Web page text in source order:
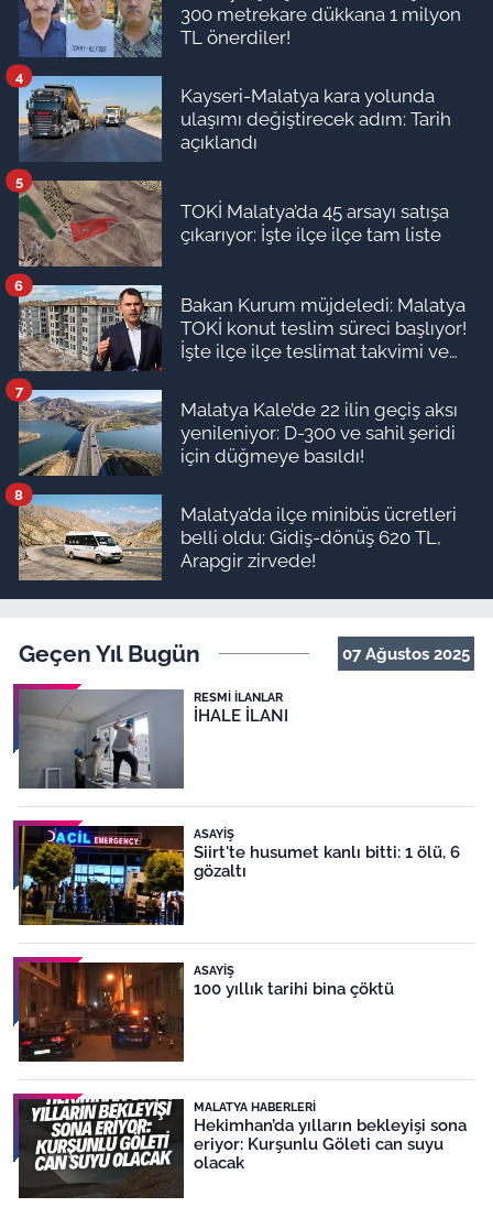
300 metrekare dükkana 1 milyon
TL önerdiler!
Kayseri-Malatya kara yolunda
ulaşımı değiştirecek adım: Tarih
açıklandı
4
TOKİ Malatya’da 45 arsayı satışa
çıkarıyor: İşte ilçe ilçe tam liste
5
Bakan Kurum müjdeledi: Malatya
TOKİ konut teslim süreci başlıyor!
İşte ilçe ilçe teslimat takvimi ve
6
Malatya Kale’de 22 ilin geçiş aksı
yenileniyor: D-300 ve sahil şeridi
için düğmeye basıldı!
7
Malatya’da ilçe minibüs ücretleri
belli oldu: Gidiş-dönüş 620 TL,
Arapgir zirvede!
8
Geçen Yıl Bugün 07 Ağustos 2025
RESMI İLANLAR
İHALE İLANI
ASAYIŞ
Siirt'te husumet kanlı bitti: 1 ölü, 6
gözaltı
ASAYIŞ
100 yıllık tarihi bina çöktü
MALATYA HABERLERI
Hekimhan’da yılların bekleyişi sona
eriyor: Kurşunlu Göleti can suyu
olacak